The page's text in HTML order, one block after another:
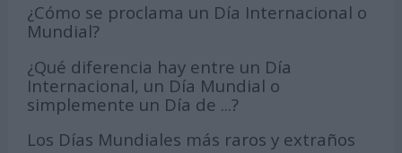
¿Cómo se proclama un Día Internacional o
Mundial?
¿Qué diferencia hay entre un Día
Internacional, un Día Mundial o
simplemente un Día de ...?
Los Días Mundiales más raros y extraños